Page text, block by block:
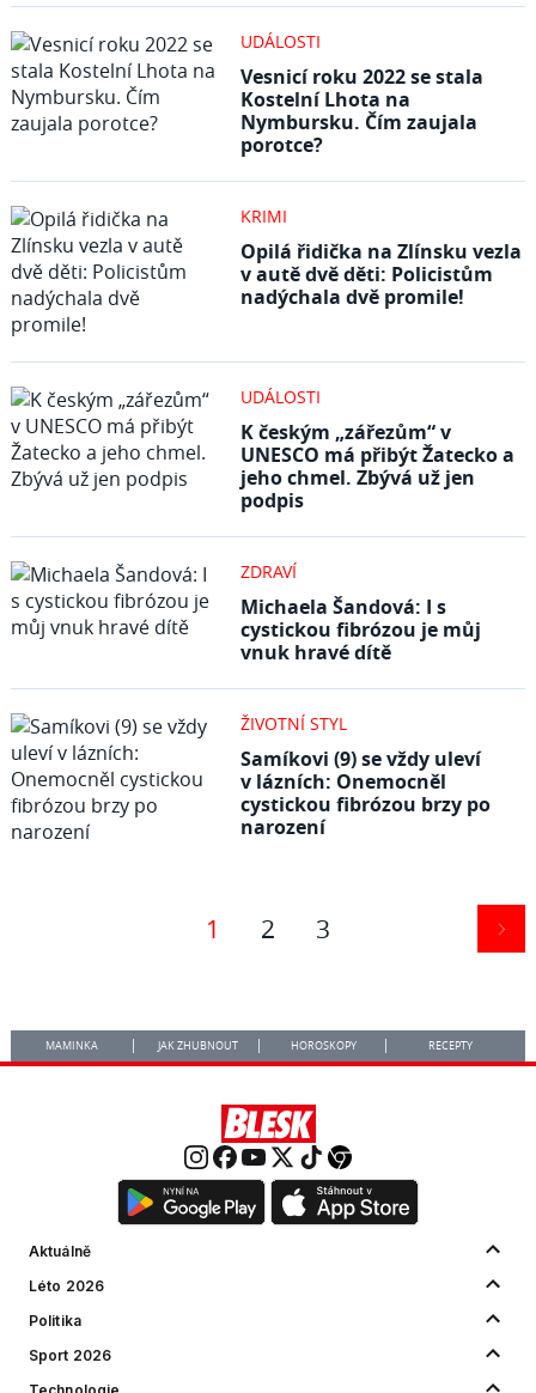
UDÁLOSTI
Vesnicí roku 2022 se stala
Kostelní Lhota na
Nymbursku. Čím zaujala
porotce?
KRIMI
Opilá řidička na Zlínsku vezla
v autě dvě děti: Policistům
nadýchala dvě promile!
UDÁLOSTI
K českým „zářezům“ v
UNESCO má přibýt Žatecko a
jeho chmel. Zbývá už jen
podpis
ZDRAVÍ
Michaela Šandová: I s
cystickou fibrózou je můj
vnuk hravé dítě
ŽIVOTNÍ STYL
Samíkovi (9) se vždy uleví
v lázních: Onemocněl
cystickou fibrózou brzy po
narození
1 2 3
MAMINKA JAK ZHUBNOUT HOROSKOPY RECEPTY
Aktuálně
Léto 2026
Politika
Sport 2026